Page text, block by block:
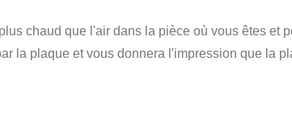
chaud que l'air dans la pièce où vous êtes et
la plaque et vous donnera l'impression que la